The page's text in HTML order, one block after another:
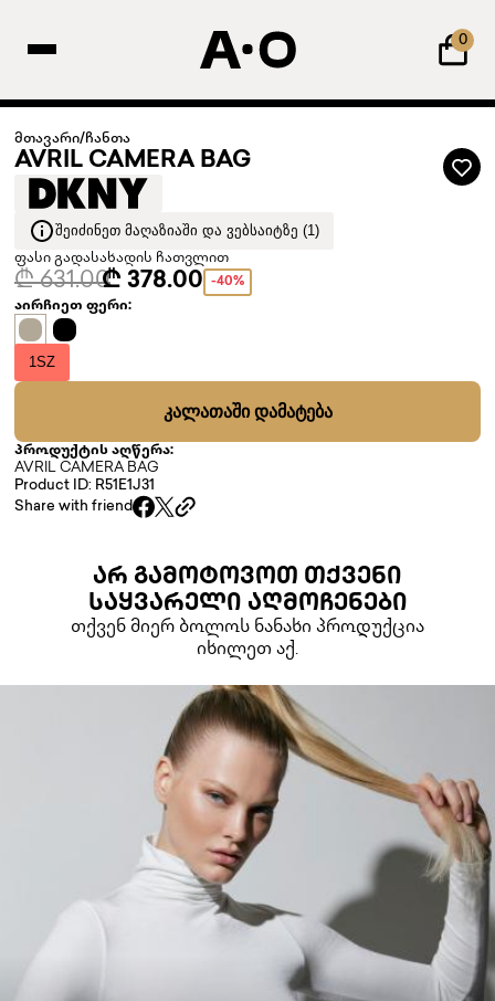
0
მთავარი/ჩანთა
AVRIL CAMERA BAG
ᲨᲔᲘᲫᲘᲜᲔᲗ ᲛᲐᲦᲐᲖᲘᲐᲨᲘ ᲓᲐ ᲕᲔᲑᲡᲐᲘᲢᲖᲔ (1)
ფასი გადასახადის ჩათვლით
₾ 631.00₾ 378.00 -40%
აირჩიეთ ფერი:
1SZ
ᲙᲐᲚᲐᲗᲐᲨᲘ ᲓᲐᲛᲐᲢᲔᲑᲐ
პროდუქტის აღწერა:
AVRIL CAMERA BAG
Product ID: R51E1J31
Share with friend
ᲐᲠ ᲒᲐᲛᲝᲢᲝᲕᲝᲗ ᲗᲥᲕᲔᲜᲘ
ᲡᲐᲧᲕᲐᲠᲔᲚᲘ ᲐᲦᲛᲝᲩᲔᲜᲔᲑᲘ
თქვენ მიერ ბოლოს ნანახი პროდუქცია
იხილეთ აქ.